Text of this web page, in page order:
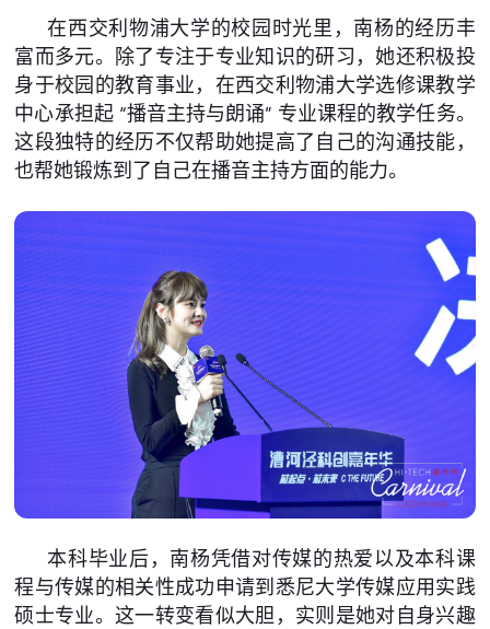
在西交利物浦大学的校园时光里，南杨的经历丰
富而多元。除了专注于专业知识的研习，她还积极投
身于校园的教育事业，在西交利物浦大学选修课教学
中心承担起 “播音主持与朗诵” 专业课程的教学任务。
这段独特的经历不仅帮助她提高了自己的沟通技能，
也帮她锻炼到了自己在播音主持方面的能力。
本科毕业后，南杨凭借对传媒的热爱以及本科课
程与传媒的相关性成功申请到悉尼大学传媒应用实践
硕士专业。这一转变看似大胆，实则是她对自身兴趣